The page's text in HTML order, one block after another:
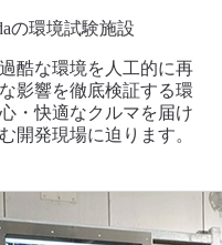
の環境試験施設
酷な環境を人工的に再
影響を徹底検証する環
・快適なクルマを届け
開発現場に迫ります。